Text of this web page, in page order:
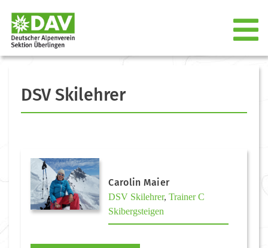
DSV Skilehrer
Carolin Maier
DSV Skilehrer,Trainer C
Skibergsteigen